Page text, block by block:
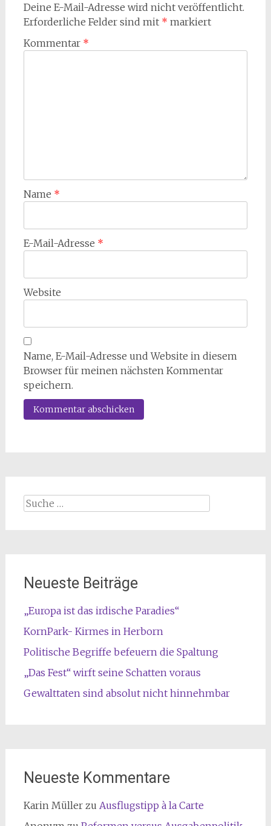
Deine E-Mail-Adresse wird nicht veröffentlicht.
Erforderliche Felder sind mit * markiert
Kommentar *
Name *
E-Mail-Adresse *
Website
Name, E-Mail-Adresse und Website in diesem
Browser für meinen nächsten Kommentar
speichern.
Suche
nach:
Neueste Beiträge
„Europa ist das irdische Paradies“
KornPark- Kirmes in Herborn
Politische Begriffe befeuern die Spaltung
„Das Fest“ wirft seine Schatten voraus
Gewalttaten sind absolut nicht hinnehmbar
Neueste Kommentare
Karin Müllerzu Ausflugstipp à la Carte